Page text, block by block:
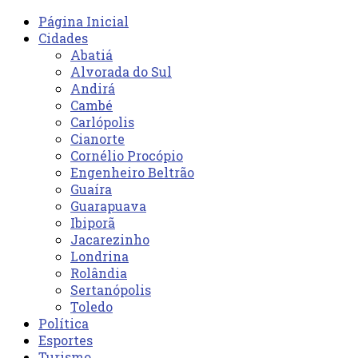
Página Inicial
Cidades
Abatiá
Alvorada do Sul
Andirá
Cambé
Carlópolis
Cianorte
Cornélio Procópio
Engenheiro Beltrão
Guaíra
Guarapuava
Ibiporã
Jacarezinho
Londrina
Rolândia
Sertanópolis
Toledo
Política
Esportes